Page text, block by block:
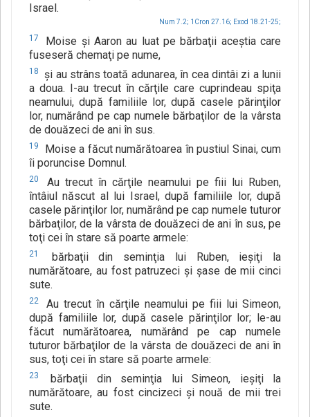
Israel.
Num 7.2; 1Cron 27.16; Exod 18.21-25;
17
Moise şi Aaron au luat pe bărbaţii aceştia care
fuseseră chemaţi pe nume,
18
şi au strâns toată adunarea, în cea dintâi zi a lunii
a doua. I-au trecut în cărţile care cuprindeau spiţa
neamului, după familiile lor, după casele părinţilor
lor, numărând pe cap numele bărbaţilor de la vârsta
de douăzeci de ani în sus.
19
Moise a făcut numărătoarea în pustiul Sinai, cum
îi poruncise Domnul.
20
Au trecut în cărţile neamului pe fiii lui Ruben,
întâiul născut al lui Israel, după familiile lor, după
casele părinţilor lor, numărând pe cap numele tuturor
bărbaţilor, de la vârsta de douăzeci de ani în sus, pe
toţi cei în stare să poarte armele:
21
bărbaţii din seminţia lui Ruben, ieşiţi la
numărătoare, au fost patruzeci şi şase de mii cinci
sute.
22
Au trecut în cărţile neamului pe fiii lui Simeon,
după familiile lor, după casele părinţilor lor; le-au
făcut numărătoarea, numărând pe cap numele
tuturor bărbaţilor de la vârsta de douăzeci de ani în
sus, toţi cei în stare să poarte armele:
23
bărbaţii din seminţia lui Simeon, ieşiţi la
numărătoare, au fost cincizeci şi nouă de mii trei
sute.